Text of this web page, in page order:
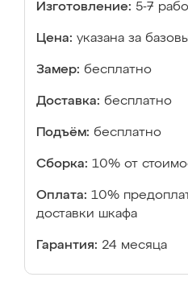
Изготовление: 5-7
Цена: указана за
Замер: бесплатно
Доставка: бесплатно
Подъём: бесплатно
Сборка: 10% от
Оплата: 10%
доставки шкафа
Гарантия: 24 месяца